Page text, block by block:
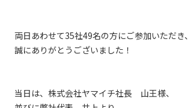
両日あわせて35社49名の方にご参加いただき、
誠にありがとうございました！
当日は、株式会社ヤマイチ社長 山王様、